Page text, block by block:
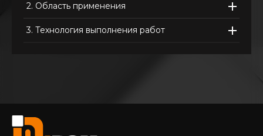
2. Область применения
3. Технология выполнения работ